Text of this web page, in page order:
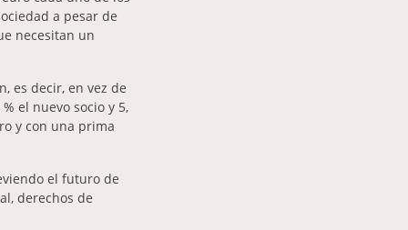
a pesar de
necesitan un
es decir, en vez de
el nuevo socio y 5,
y con una prima
el futuro de
derechos de